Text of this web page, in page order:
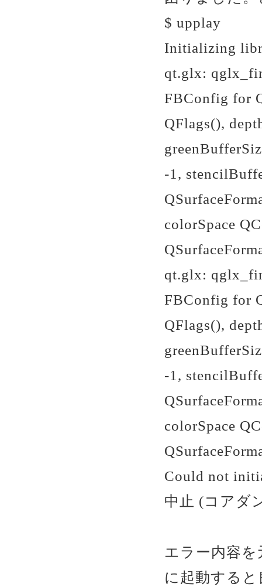
$ upplay
Initializing
qt.glx:
FBConfig for
QFlags(),
-1,
colorSpace
qt.glx:
FBConfig for
QFlags(),
-1,
colorSpace
Could not
中止 (コアダ
エラー内容
に起動する